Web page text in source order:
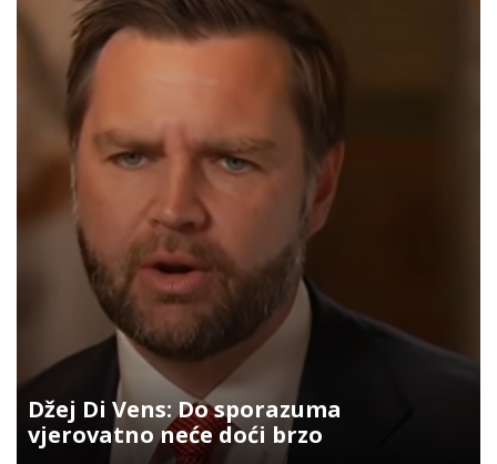
Džej Di Vens: Do sporazuma
vjerovatno neće doći brzo